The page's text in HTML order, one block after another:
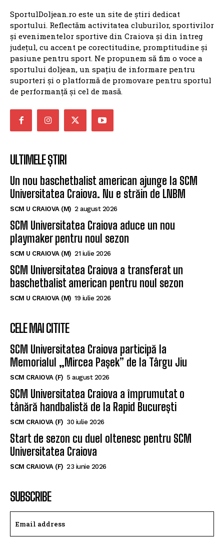
SPORTUL DOLJEAN
SportulDoljean.ro este un site de știri dedicat
sportului. Reflectăm activitatea cluburilor, sportivilor
și evenimentelor sportive din Craiova și din întreg
județul, cu accent pe corectitudine, promptitudine și
pasiune pentru sport. Ne propunem să fim o voce a
sportului doljean, un spațiu de informare pentru
suporteri și o platformă de promovare pentru sportul
de performanță și cel de masă.
ULTIMELE ȘTIRI
Un nou baschetbalist american ajunge la SCM
Universitatea Craiova. Nu e străin de LNBM
SCM U CRAIOVA (M) 2 august 2026
SCM Universitatea Craiova aduce un nou
playmaker pentru noul sezon
SCM U CRAIOVA (M) 21 iulie 2026
SCM Universitatea Craiova a transferat un
SCM U CRAIOVA (M)
CELE MAI CITITE
SCM Universitatea Craiova participă la
Memorialul „Mircea Pașek” de la Târgu Jiu
SCM CRAIOVA (F) 5 august 2026
SCM Universitatea Craiova a împrumutat o
tânără handbalistă de la Rapid București
SCM CRAIOVA (F) 30 iulie 2026
Start de sezon cu duel oltenesc pentru SCM
SCM CRAIOVA (F)
SUBSCRIBE